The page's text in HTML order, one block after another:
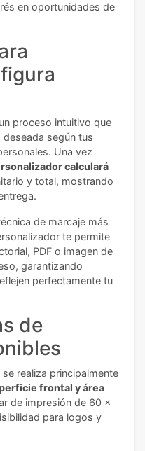
en oportunidades de
proceso intuitivo que
según tus
Una vez
calculará
y total, mostrando
de marcaje más
te permite
PDF o imagen de
garantizando
perfectamente tu
de
realiza principalmente
frontal y área
de impresión de 60 x
para logos y